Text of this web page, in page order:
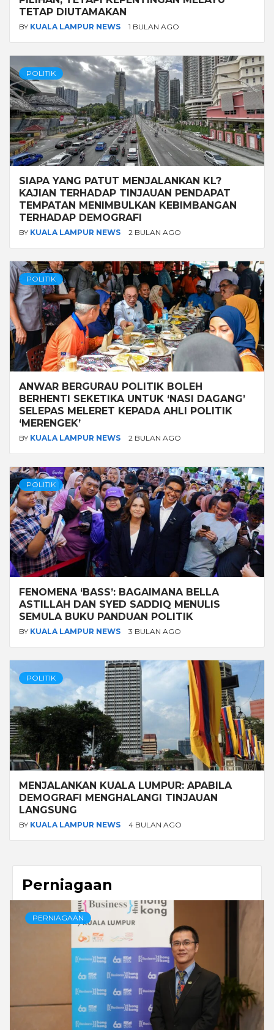
TETAP DIUTAMAKAN
BY KUALA LAMPUR NEWS 1 BULAN AGO
POLITIK
SIAPA YANG PATUT MENJALANKAN KL?
KAJIAN TERHADAP TINJAUAN PENDAPAT
TEMPATAN MENIMBULKAN KEBIMBANGAN
TERHADAP DEMOGRAFI
BY KUALA LAMPUR NEWS 2 BULAN AGO
POLITIK
ANWAR BERGURAU POLITIK BOLEH
BERHENTI SEKETIKA UNTUK ‘NASI DAGANG’
SELEPAS MELERET KEPADA AHLI POLITIK
‘MERENGEK’
BY KUALA LAMPUR NEWS 2 BULAN AGO
POLITIK
FENOMENA ‘BASS’: BAGAIMANA BELLA
ASTILLAH DAN SYED SADDIQ MENULIS
SEMULA BUKU PANDUAN POLITIK
BY KUALA LAMPUR NEWS 3 BULAN AGO
POLITIK
MENJALANKAN KUALA LUMPUR: APABILA
DEMOGRAFI MENGHALANGI TINJAUAN
LANGSUNG
BY KUALA LAMPUR NEWS 4 BULAN AGO
Perniagaan
PERNIAGAAN